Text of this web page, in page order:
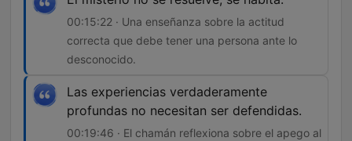
00:15:22 · Una enseñanza sobre la actitud
correcta que debe tener una persona ante lo
desconocido.
Las experiencias verdaderamente
profundas no necesitan ser defendidas.
00:19:46 · El chamán reflexiona sobre el apego al